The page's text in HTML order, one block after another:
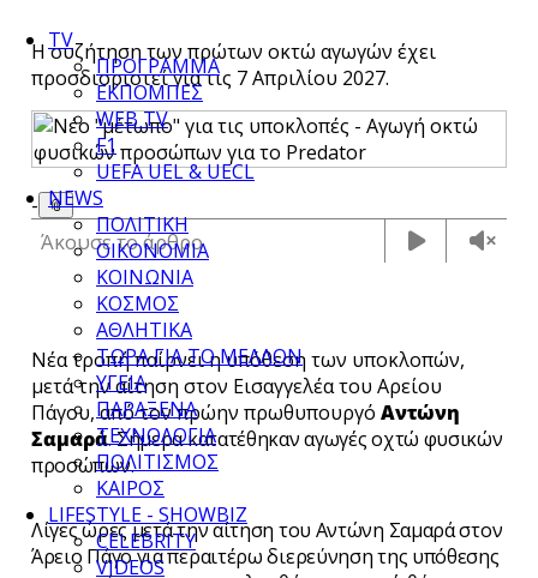
TV
ΠΡΟΓΡΑΜΜΑ
ΕΚΠΟΜΠΕΣ
WEB TV
F1
UEFA UEL & UECL
NEWS
ΠΟΛΙΤΙΚΗ
ΟΙΚΟΝΟΜΙΑ
ΚΟΙΝΩΝΙΑ
ΚΟΣΜΟΣ
ΑΘΛΗΤΙΚΑ
ΤΩΡΑ ΓΙΑ ΤΟ ΜΕΛΛΟΝ
ΥΓΕΙΑ
ΠΑΡΑΞΕΝΑ
ΤΕΧΝΟΛΟΓΙΑ
ΠΟΛΙΤΙΣΜΟΣ
ΚΑΙΡΟΣ
LIFESTYLE - SHOWBIZ
CELEBRITY
VIDEOS
Η συζήτηση των πρώτων οκτώ αγωγών έχει
προσδιοριστεί για τις 7 Απριλίου 2027.
- 📎
Άκουσε το άρθρο
Νέα τροπή παίρνει η υπόθεση των υποκλοπών,
μετά την αίτηση στον Εισαγγελέα του Αρείου
Πάγου, από τον πρώην πρωθυπουργό Αντώνη
Σαμαρά.Σήμερα κατατέθηκαν αγωγές οχτώ φυσικών
προσώπων.
Λίγες ώρες μετά την αίτηση του Αντώνη Σαμαρά στον
Άρειο Πάγο για περαιτέρω διερεύνηση της υπόθεσης